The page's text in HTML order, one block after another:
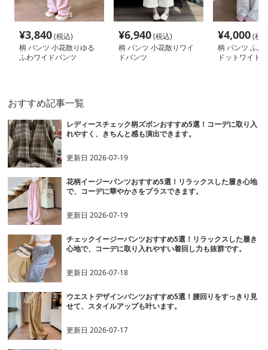
¥3,840(税込)
柄 パンツ 小花散りゆる
ふわワイドパンツ
¥6,940(税込)
柄 パンツ 小花散りワイ
ドパンツ
¥4,000(税
柄 パンツ ふん
ドットワイド
おすすめ記事一覧
レディースチェック柄ズボンおすすめ5選！コーデに取り入
れやすく、きちんと感も演出できます。
更新日2026-07-19
花柄イージーパンツおすすめ5選！リラックスした履き心地
で、コーデに華やかさをプラスできます。
更新日2026-07-19
チェックイージーパンツおすすめ5選！リラックスした履き
心地で、コーデに取り入れやすい着回し力も抜群です。
更新日2026-07-18
ウエストデザインパンツおすすめ5選！腰回りをすっきり見
せて、スタイルアップも叶います。
更新日2026-07-17